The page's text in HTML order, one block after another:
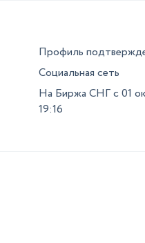
Профиль
Социальная сеть
На Биржа СНГ с 01
19:16